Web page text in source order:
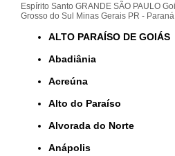
Espírito Santo GRANDE SÃO PAULO
Grosso do Sul
Minas Gerais PR - Paraná
ALTO PARAÍSO DE GOIÁS
Abadiânia
Acreúna
Alto do Paraíso
Alvorada do Norte
Anápolis